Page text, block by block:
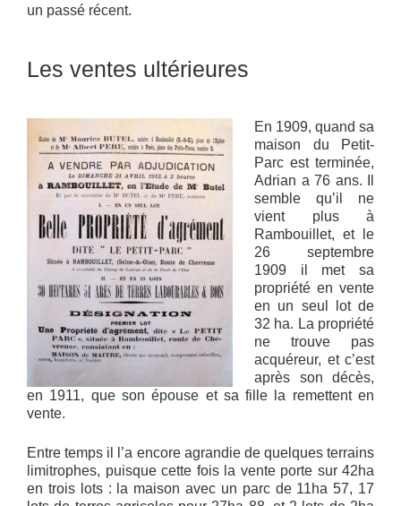
un passé récent.
Les ventes ultérieures
En 1909, quand sa
maison du Petit-
Parc est terminée,
Adrian a 76 ans. Il
semble qu’il ne
vient plus à
Rambouillet, et le
26 septembre
1909 il met sa
propriété en vente
en un seul lot de
32 ha. La propriété
ne trouve pas
acquéreur, et c’est
après son décès,
en 1911, que son épouse et sa fille la remettent en
vente.
Entre temps il l’a encore agrandie de quelques terrains
limitrophes, puisque cette fois la vente porte sur 42ha
en trois lots : la maison avec un parc de 11ha 57, 17